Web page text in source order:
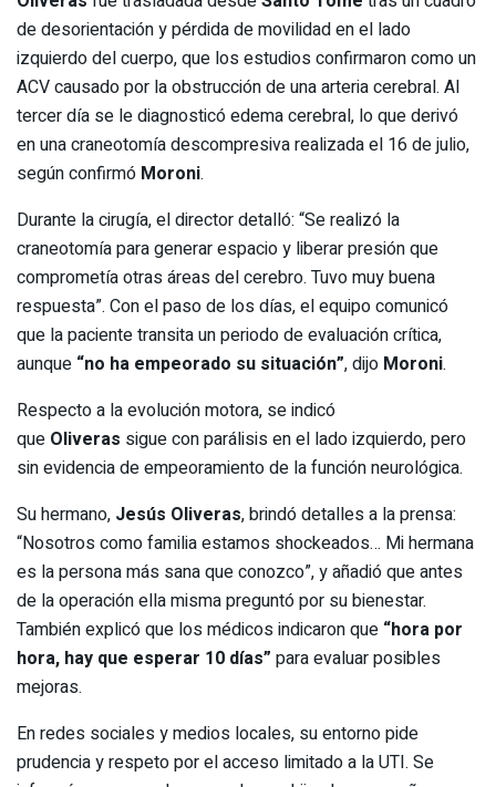
de desorientación y pérdida de movilidad en el lado
izquierdo del cuerpo, que los estudios confirmaron como un
ACV causado por la obstrucción de una arteria cerebral. Al
tercer día se le diagnosticó edema cerebral, lo que derivó
en una craneotomía descompresiva realizada el 16 de julio,
según confirmó Moroni.
Durante la cirugía, el director detalló: “Se realizó la
craneotomía para generar espacio y liberar presión que
comprometía otras áreas del cerebro. Tuvo muy buena
respuesta”. Con el paso de los días, el equipo comunicó
que la paciente transita un periodo de evaluación crítica,
aunque “no ha empeorado su situación”, dijo Moroni.
Respecto a la evolución motora, se indicó
que Oliveras sigue con parálisis en el lado izquierdo, pero
sin evidencia de empeoramiento de la función neurológica.
Su hermano, Jesús Oliveras, brindó detalles a la prensa:
“Nosotros como familia estamos shockeados… Mi hermana
es la persona más sana que conozco”, y añadió que antes
de la operación ella misma preguntó por su bienestar.
También explicó que los médicos indicaron que “hora por
hora, hay que esperar 10 días” para evaluar posibles
mejoras.
En redes sociales y medios locales, su entorno pide
prudencia y respeto por el acceso limitado a la UTI. Se